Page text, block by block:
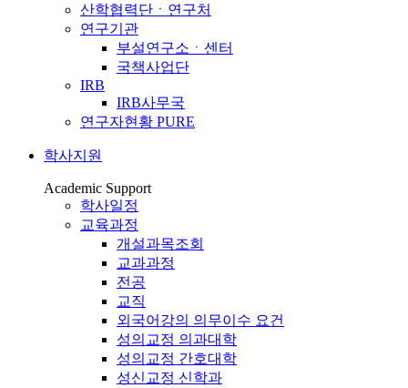
산학협력단ㆍ연구처
연구기관
부설연구소ㆍ센터
국책사업단
IRB
IRB사무국
연구자현황 PURE
학사지원
Academic Support
학사일정
교육과정
개설과목조회
교과과정
전공
교직
외국어강의 의무이수 요건
성의교정 의과대학
성의교정 간호대학
성신교정 신학과